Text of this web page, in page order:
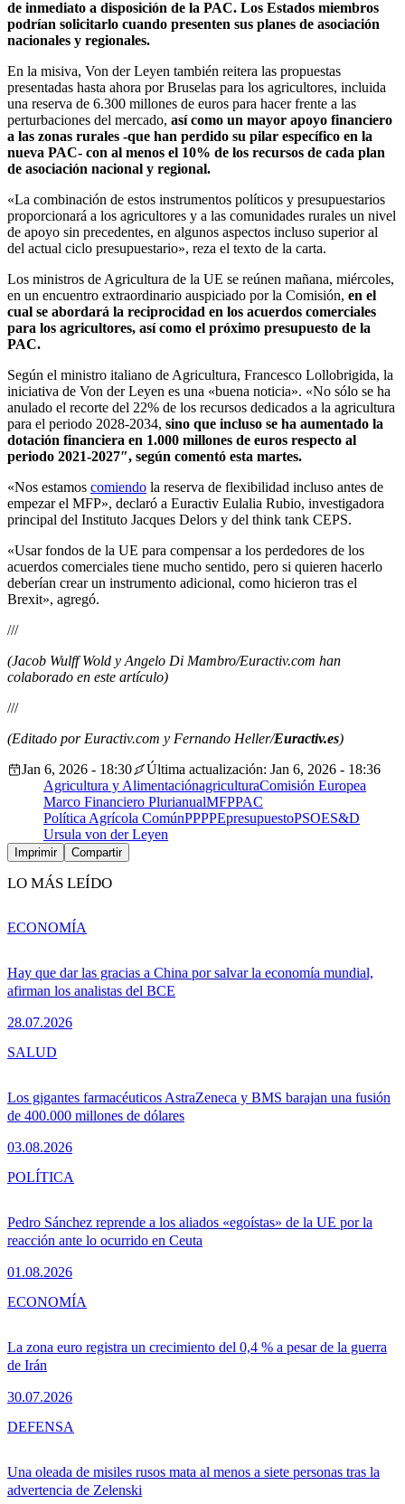
de inmediato a disposición de la PAC. Los Estados miembros
podrían solicitarlo cuando presenten sus planes de asociación
nacionales y regionales.
En la misiva, Von der Leyen también reitera las propuestas
presentadas hasta ahora por Bruselas para los agricultores, incluida
una reserva de 6.300 millones de euros para hacer frente a las
perturbaciones del mercado, así como un mayor apoyo financiero
a las zonas rurales -que han perdido su pilar específico en la
nueva PAC- con al menos el 10% de los recursos de cada plan
de asociación nacional y regional.
«La combinación de estos instrumentos políticos y presupuestarios
proporcionará a los agricultores y a las comunidades rurales un nivel
de apoyo sin precedentes, en algunos aspectos incluso superior al
del actual ciclo presupuestario», reza el texto de la carta.
Los ministros de Agricultura de la UE se reúnen mañana, miércoles,
en un encuentro extraordinario auspiciado por la Comisión, en el
cual se abordará la reciprocidad en los acuerdos comerciales
para los agricultores, así como el próximo presupuesto de la
PAC.
Según el ministro italiano de Agricultura, Francesco Lollobrigida, la
iniciativa de Von der Leyen es una «buena noticia». «No sólo se ha
anulado el recorte del 22% de los recursos dedicados a la agricultura
para el periodo 2028-2034, sino que incluso se ha aumentado la
dotación financiera en 1.000 millones de euros respecto al
periodo 2021-2027″, según comentó esta martes.
«Nos estamos comiendo la reserva de flexibilidad incluso antes de
empezar el MFP», declaró a Euractiv Eulalia Rubio, investigadora
principal del Instituto Jacques Delors y del think tank CEPS.
«Usar fondos de la UE para compensar a los perdedores de los
acuerdos comerciales tiene mucho sentido, pero si quieren hacerlo
deberían crear un instrumento adicional, como hicieron tras el
Brexit», agregó.
///
(Jacob Wulff Wold y Angelo Di Mambro/Euractiv.com han
colaborado en este artículo)
///
(Editado por Euractiv.com y Fernando Heller/Euractiv.es)
Jan 6, 2026 - 18:30
Última actualización: Jan 6, 2026 - 18:36
Agricultura y AlimentaciónagriculturaComisión Europea
Marco Financiero PlurianualMFPPAC
Política Agrícola ComúnPPPPEpresupuestoPSOES&D
Ursula von der Leyen
Imprimir Compartir
LO MÁS LEÍDO
Hay que dar las gracias a China por salvar la economía mundial,
afirman los analistas del BCE
28.07.2026
ECONOMÍA
Los gigantes farmacéuticos AstraZeneca y BMS barajan una fusión
de 400.000 millones de dólares
03.08.2026
SALUD
Pedro Sánchez reprende a los aliados «egoístas» de la UE por la
reacción ante lo ocurrido en Ceuta
01.08.2026
POLÍTICA
La zona euro registra un crecimiento del 0,4 % a pesar de la guerra
de Irán
30.07.2026
ECONOMÍA
Una oleada de misiles rusos mata al menos a siete personas tras la
advertencia de Zelenski
DEFENSA